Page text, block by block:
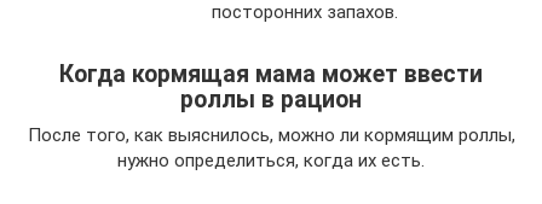
посторонних запахов.
Когда кормящая мама может ввести
роллы в рацион
После того, как выяснилось, можно ли кормящим роллы,
нужно определиться, когда их есть.